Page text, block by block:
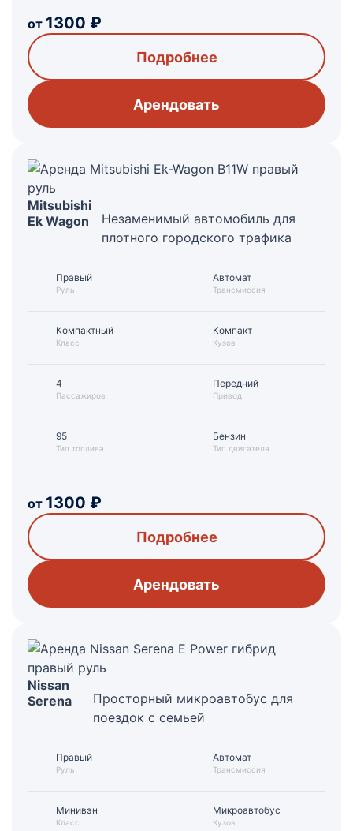
от 1300 ₽
Подробнее
Арендовать
Mitsubishi
Ek Wagon
Незаменимый автомобиль для
плотного городского трафика
Правый
Руль
Компактный
Класс
Автомат
Трансмиссия
Компакт
Кузов
4
Пассажиров
95
Тип топлива
Передний
Привод
Бензин
Тип двигателя
от 1300 ₽
Подробнее
Арендовать
Nissan
Serena
Просторный микроавтобус для
поездок с семьей
Правый
Руль
Минивэн
Класс
Автомат
Трансмиссия
Микроавтобус
Кузов